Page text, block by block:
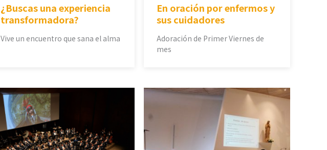
¿Buscas una experiencia
transformadora?
Vive un encuentro que sana el alma
En oración por enfermos y
sus cuidadores
Adoración de Primer Viernes de
mes